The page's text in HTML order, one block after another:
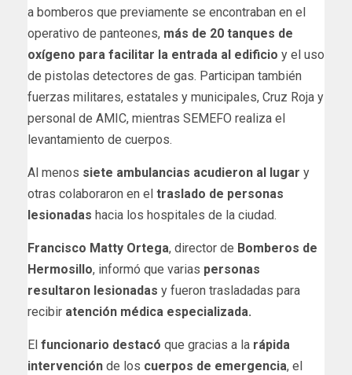
a bomberos que previamente se encontraban en el
operativo de panteones, más de 20 tanques de
oxígeno para facilitar la entrada al edificio y el uso
de pistolas detectores de gas. Participan también
fuerzas militares, estatales y municipales, Cruz Roja y
personal de AMIC, mientras SEMEFO realiza el
levantamiento de cuerpos.
Al menos siete ambulancias acudieron al lugar y
otras colaboraron en el traslado de personas
lesionadas hacia los hospitales de la ciudad.
Francisco Matty Ortega, director de Bomberos de
Hermosillo, informó que varias personas
resultaron lesionadas y fueron trasladadas para
recibir atención médica especializada.
El funcionario destacó que gracias a la rápida
intervención de los cuerpos de emergencia, el